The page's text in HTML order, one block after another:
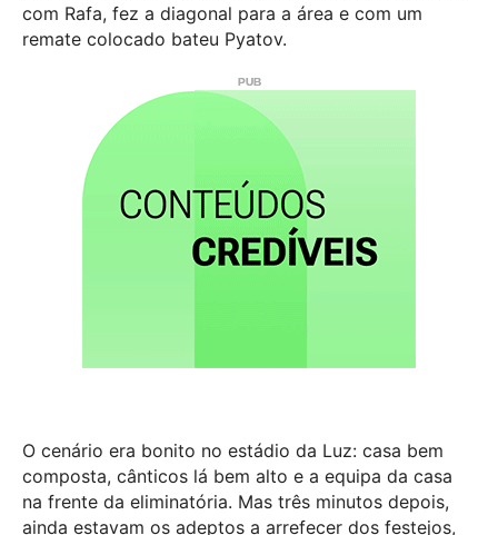
com Rafa, fez a diagonal para a área e com um
remate colocado bateu Pyatov.
O cenário era bonito no estádio da Luz: casa bem
composta, cânticos lá bem alto e a equipa da casa
na frente da eliminatória. Mas três minutos depois,
ainda estavam os adeptos a arrefecer dos festejos,